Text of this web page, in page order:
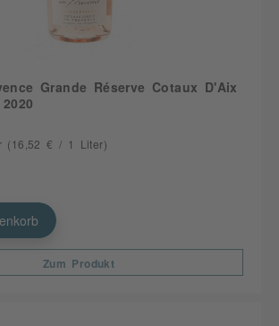
Grande Réserve Cotaux D'Aix
(16,52 € / 1 Liter)
Zum Produkt